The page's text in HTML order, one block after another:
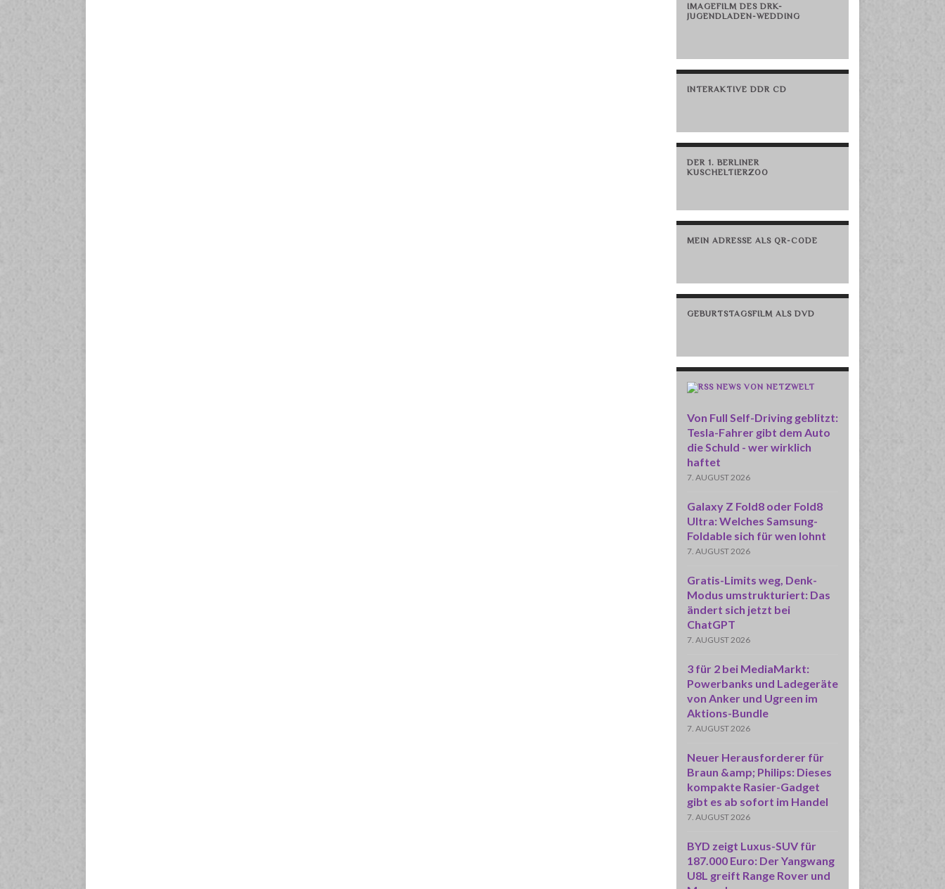
IMAGEFILM DES DRK-
JUGENDLADEN-WEDDING
INTERAKTIVE DDR CD
DER 1. BERLINER
KUSCHELTIERZOO
MEIN ADRESSE ALS QR-CODE
GEBURTSTAGSFILM ALS DVD
NEWS VON NETZWELT
Von Full Self-Driving geblitzt:
Tesla-Fahrer gibt dem Auto
die Schuld - wer wirklich
haftet
7. AUGUST 2026
Galaxy Z Fold8 oder Fold8
Ultra: Welches Samsung-
Foldable sich für wen lohnt
7. AUGUST 2026
Gratis-Limits weg, Denk-
Modus umstrukturiert: Das
ändert sich jetzt bei
ChatGPT
7. AUGUST 2026
3 für 2 bei MediaMarkt:
Powerbanks und Ladegeräte
von Anker und Ugreen im
Aktions-Bundle
7. AUGUST 2026
Neuer Herausforderer für
Braun &amp; Philips: Dieses
kompakte Rasier-Gadget
gibt es ab sofort im Handel
7. AUGUST 2026
BYD zeigt Luxus-SUV für
187.000 Euro: Der Yangwang
U8L greift Range Rover und